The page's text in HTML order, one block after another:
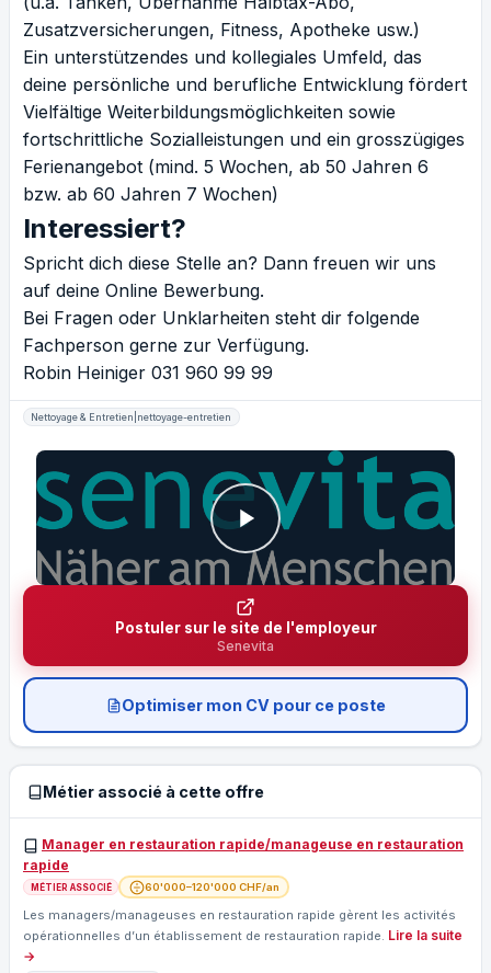
Zusatzversicherungen, Fitness, Apotheke usw.)
Ein unterstützendes und kollegiales Umfeld, das
deine persönliche und berufliche Entwicklung fördert
Vielfältige Weiterbildungsmöglichkeiten sowie
fortschrittliche Sozialleistungen und ein grosszügiges
Ferienangebot (mind. 5 Wochen, ab 50 Jahren 6
bzw. ab 60 Jahren 7 Wochen)
Interessiert?
Spricht dich diese Stelle an? Dann freuen wir uns
auf deine Online Bewerbung.
Bei Fragen oder Unklarheiten steht dir folgende
Fachperson gerne zur Verfügung.
Robin Heiniger 031 960 99 99
Nettoyage & Entretien|nettoyage-entretien
Postuler sur le site de l'employeur
Senevita
Optimiser mon CV pour ce poste
Métier associé à cette offre
Manager en restauration rapide/manageuse en restauration
rapide
MÉTIER ASSOCIÉ 60'000–120'000 CHF/an
Les managers/manageuses en restauration rapide gèrent les activités
opérationnelles d’un établissement de restauration rapide. Lire la suite
→